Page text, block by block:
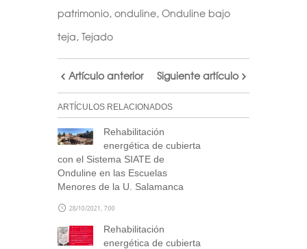
patrimonio, onduline, Onduline bajo
teja, Tejado
Artículo anterior Siguiente artículo
ARTÍCULOS RELACIONADOS
Rehabilitación
energética de cubierta
con el Sistema SIATE de
Onduline en las Escuelas
Menores de la U. Salamanca
28/10/2021, 7:00
Rehabilitación
energética de cubierta